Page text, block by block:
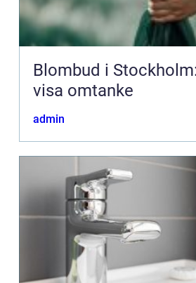
Blombud i
visa omtanke
admin